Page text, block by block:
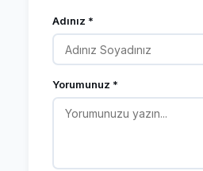
Adınız *
Yorumunuz *